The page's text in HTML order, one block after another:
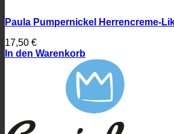
Paula Pumpernickel Herrencreme-
17,50 €
In den Warenkorb